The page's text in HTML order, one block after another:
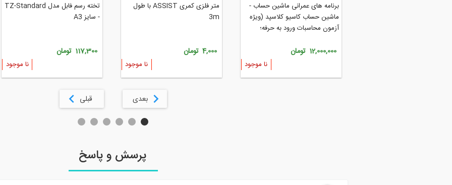
برنامه های عمرانی ماشین حساب -
ماشین حساب کاسیو کلاسپد (ویژه
آزمون محاسبات ورود به حرفه؛
12,000,000 تومان
نا موجود
متر فلزی کمری ASSIST با طول
3m
4,000 تومان
نا موجود
تخته رسم فابل مدل TZ-Standard
- سایز A3
117,300 تومان
نا موجود
بعدی قبلی
پرسش و پاسخ